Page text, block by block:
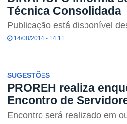
Técnica Consolidada
Publicação está disponível
14/08/2014 - 14:11
SUGESTÕES
PROREH realiza
Encontro de
Encontro será realizado em